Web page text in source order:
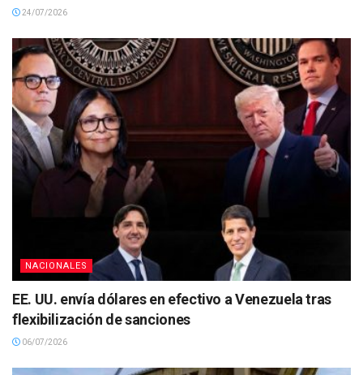
24/07/2026
NACIONALES
EE. UU. envía dólares en efectivo a Venezuela tras
flexibilización de sanciones
06/07/2026